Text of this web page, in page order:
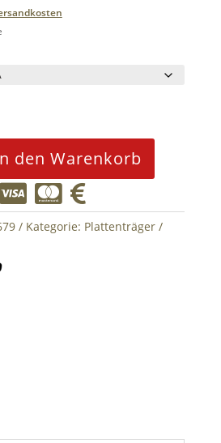
den Warenkorb
  
Kategorie: Plattenträger